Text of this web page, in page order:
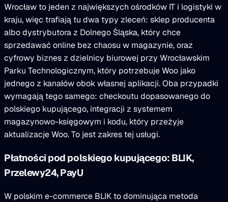
Wrocław to jeden z największych ośrodków IT i logistyki w
kraju, więc trafiają tu dwa typy zleceń: sklep producenta
albo dystrybutora z Dolnego Śląska, który chce
sprzedawać online bez chaosu w magazynie, oraz
cyfrowy biznes z dzielnicy biurowej przy Wrocławskim
Parku Technologicznym, który potrzebuje Woo jako
jednego z kanałów obok własnej aplikacji. Oba przypadki
wymagają tego samego: checkoutu dopasowanego do
polskiego kupującego, integracji z systemem
magazynowo-księgowym i kodu, który przeżyje
aktualizacje Woo. To jest zakres tej usługi.
Płatności pod polskiego kupującego: BLIK,
Przelewy24, PayU
W polskim e-commerce BLIK to dominująca metoda